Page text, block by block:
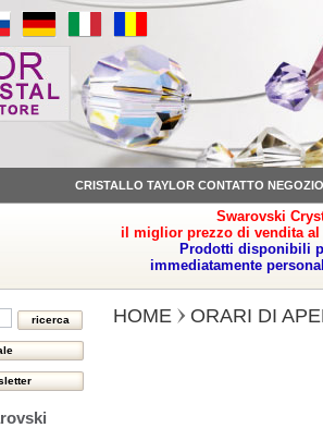
CRISTALLO TAYLOR CONTATTO NEGOZIO
Swarovski
il miglior prezzo di vendita
Prodotti disponibili
immediatamente
HOME ORARI DI